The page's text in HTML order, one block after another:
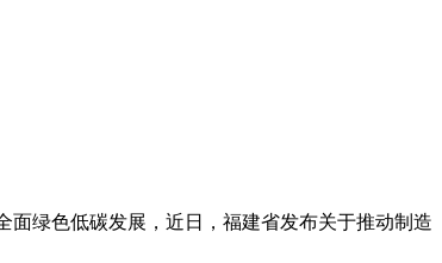
绿色低碳发展，近日，福建省发布关于推动制造